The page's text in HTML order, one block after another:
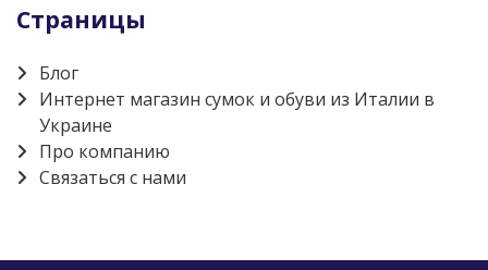
Страницы
Блог
Интернет магазин сумок и обуви из Италии в
Украине
Про компанию
Связаться с нами